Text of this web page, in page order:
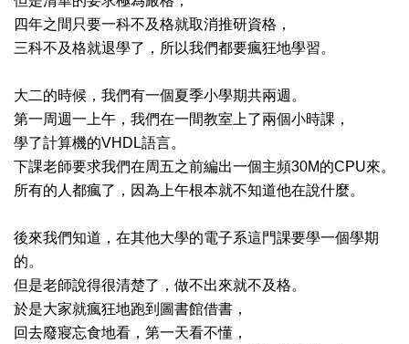
四年之間只要一科不及格就取消推研資格，
三科不及格就退學了，所以我們都要瘋狂地學習。
大二的時候，我們有一個夏季小學期共兩週。
第一周週一上午，我們在一間教室上了兩個小時課，
學了計算機的VHDL語言。
下課老師要求我們在周五之前編出一個主頻30M的CPU來。
所有的人都瘋了，因為上午根本就不知道他在說什麼。
後來我們知道，在其他大學的電子系這門課要學一個學期
的。
但是老師說得很清楚了，做不出來就不及格。
於是大家就瘋狂地跑到圖書館借書，
回去廢寢忘食地看，第一天看不懂，